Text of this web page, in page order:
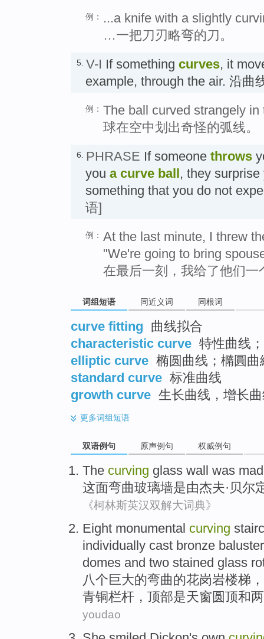
例：
...a knife with a slightly
…一把刀刃略弯的刀。
5. V-I If something curves, it
example, through the air. 沿曲
例： The ball curved strangely in
球在空中划出奇怪的弧线。
6. PHRASE If someone throws
you a curve ball, they
something that you do not
语]
例： At the last minute, I threw
"We're going to bring
在最后一刻，我给了他们一
词组短语 同近义词 同根词
curve fitting 曲线拟合
characteristic curve 特性曲线
elliptic curve 椭圆曲线；橢圓曲
standard curve 标准曲线
growth curve 生长曲线，增长
更多词组短语
双语例句 原声例句 权威例句
The curving glass wall was
这面弯曲玻璃墙是由杰夫· 贝尔
《柯林斯英汉双解大词典》
Eight monumental curving
individually cast bronze
domes and two stained glass
八个巨大的弯曲的花岗岩楼梯
青铜栏杆 ，顶部是天窗圆顶和
youdao